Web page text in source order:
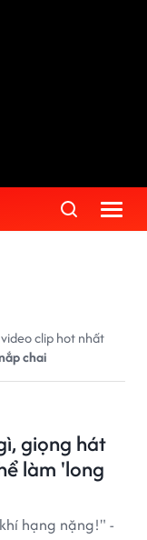
clip hot nhất
chai
giọng hát
làm 'long
hạng nặng!" -